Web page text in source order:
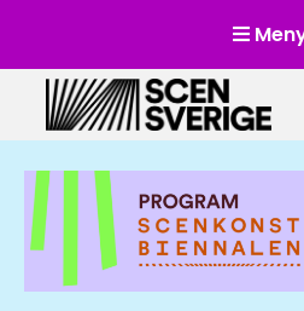
Mötesplats för svensk och